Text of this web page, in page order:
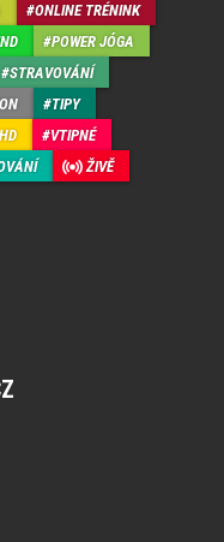
ONLINE TRÉNINK
POWER JÓGA
STRAVOVÁNÍ
TIPY
VTIPNÉ
ŽIVĚ